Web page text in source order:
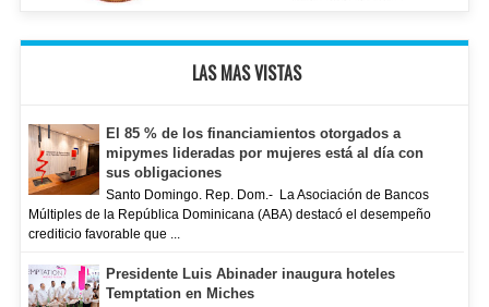
LAS MAS VISTAS
El 85 % de los financiamientos otorgados a
mipymes lideradas por mujeres está al día con
sus obligaciones
Santo Domingo. Rep. Dom.- La Asociación de Bancos
Múltiples de la República Dominicana (ABA) destacó el desempeño
crediticio favorable que ...
Presidente Luis Abinader inaugura hoteles
Temptation en Miches